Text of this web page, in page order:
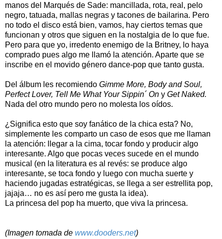
manos del Marqués de Sade: mancillada, rota, real, pelo
negro, tatuada, mallas negras y tacones de bailarina. Pero
no todo el disco está bien, vamos, hay ciertos temas que
funcionan y otros que siguen en la nostalgia de lo que fue.
Pero para que yo, irredento enemigo de la Britney, lo haya
comprado pues algo me llamó la atención. Aparte que se
inscribe en el movido género dance-pop que tanto gusta.
Del álbum les recomiendo Gimme More, Body and Soul,
Perfect Lover, Tell Me What Your Sippin´ On y Get Naked.
Nada del otro mundo pero no molesta los oídos.
¿Significa esto que soy fanático de la chica esta? No,
simplemente les comparto un caso de esos que me llaman
la atención: llegar a la cima, tocar fondo y producir algo
interesante. Algo que pocas veces sucede en el mundo
musical (en la literatura es al revés: se produce algo
interesante, se toca fondo y luego con mucha suerte y
haciendo jugadas estratégicas, se llega a ser estrellita pop,
jajaja… no es así pero me gusta la idea).
La princesa del pop ha muerto, que viva la princesa.
(Imagen tomada de www.dooders.net)